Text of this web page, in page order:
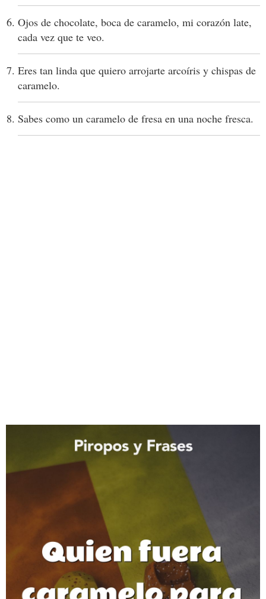
Ojos de chocolate, boca de caramelo, mi corazón late,
cada vez que te veo.
Eres tan linda que quiero arrojarte arcoíris y chispas de
caramelo.
Sabes como un caramelo de fresa en una noche fresca.